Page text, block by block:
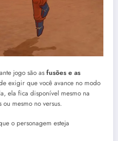
jogo são as fusões e as
exigir que você avance no modo
ela fica disponível mesmo na
mesmo no versus.
o personagem esteja